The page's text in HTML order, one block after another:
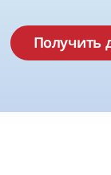
Получить